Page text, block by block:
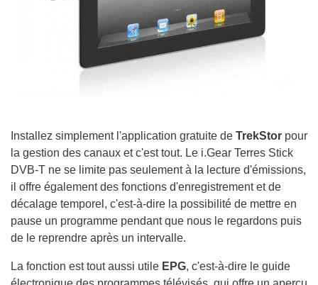
Installez simplement l'application gratuite de TrekStor pour
la gestion des canaux et c'est tout. Le i.Gear Terres Stick
DVB-T ne se limite pas seulement à la lecture d'émissions,
il offre également des fonctions d'enregistrement et de
décalage temporel, c'est-à-dire la possibilité de mettre en
pause un programme pendant que nous le regardons puis
de le reprendre après un intervalle.
La fonction est tout aussi utile EPG, c'est-à-dire le guide